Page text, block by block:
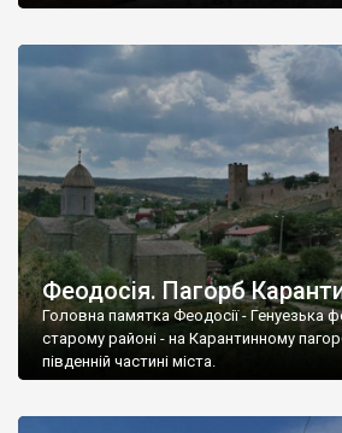
Феодосія. Пагорб
Головна памятка Феодосії - Генуезька
старому районі - на Карантинному
південній частині міста.